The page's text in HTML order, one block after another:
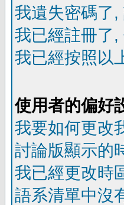
我遺失密碼了,
我已經註冊了,
我已經按照以
使用者的偏好
我要如何更改
討論版顯示的
我已經更改時
語系清單中沒